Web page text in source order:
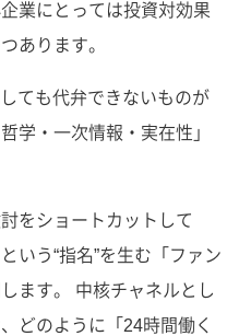
業にとっては投資対効果
あります。
ても代弁できないものが
学・一次情報・実在性」
をショートカットして
いう“指名”を生む「ファン
ます。 中核チャネルとし
どのように「24時間働く